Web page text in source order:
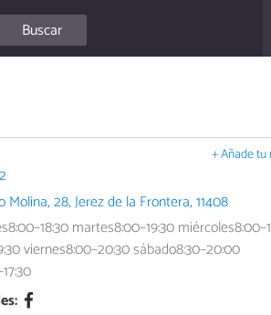
Buscar
+ Añade tu
Molina, 28, Jerez de la Frontera, 11408
martes8:00–19:30
viernes8:00–20:30 sábado8:30–20:00